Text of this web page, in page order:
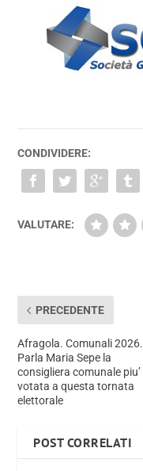
CONDIVIDERE:
VALUTARE:
PRECEDENTE
Afragola. Comunali 2026.
Parla Maria Sepe la
consigliera comunale piu’
votata a questa tornata
elettorale
POST CORRELATI